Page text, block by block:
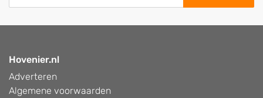
Hovenier.nl
Adverteren
Algemene voorwaarden